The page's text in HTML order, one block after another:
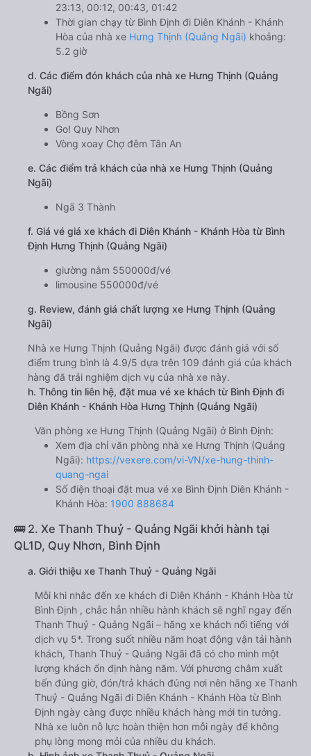
23:13, 00:12, 00:43, 01:42
Thời gian chạy từ Bình Định đi Diên Khánh - Khánh
Hòa của nhà xe Hưng Thịnh (Quảng Ngãi) khoảng:
5.2 giờ
d. Các điểm đón khách của nhà xe Hưng Thịnh (Quảng
Ngãi)
Bồng Sơn
Go! Quy Nhơn
Vòng xoay Chợ đêm Tân An
e. Các điểm trả khách của nhà xe Hưng Thịnh (Quảng
Ngãi)
Ngã 3 Thành
f. Giá vé giá xe khách đi Diên Khánh - Khánh Hòa từ Bình
Định Hưng Thịnh (Quảng Ngãi)
giường nằm 550000đ/vé
limousine 550000đ/vé
g. Review, đánh giá chất lượng xe Hưng Thịnh (Quảng
Ngãi)
Nhà xe Hưng Thịnh (Quảng Ngãi) được đánh giá với số
điểm trung bình là 4.9/5 dựa trên 109 đánh giá của khách
hàng đã trải nghiệm dịch vụ của nhà xe này.
h. Thông tin liên hệ, đặt mua vé xe khách từ Bình Định đi
Diên Khánh - Khánh Hòa Hưng Thịnh (Quảng Ngãi)
Văn phòng xe Hưng Thịnh (Quảng Ngãi) ở Bình Định:
Xem địa chỉ văn phòng nhà xe Hưng Thịnh (Quảng
Ngãi): https://vexere.com/vi-VN/xe-hung-thinh-
quang-ngai
Số điện thoại đặt mua vé xe Bình Định Diên Khánh -
Khánh Hòa: 1900 888684
🚌 2. Xe Thanh Thuỷ - Quảng Ngãi khởi hành tại
QL1D, Quy Nhơn, Bình Định
a. Giới thiệu xe Thanh Thuỷ - Quảng Ngãi
Mỗi khi nhắc đến xe khách đi Diên Khánh - Khánh Hòa từ
Bình Định , chắc hẳn nhiều hành khách sẽ nghĩ ngay đến
Thanh Thuỷ - Quảng Ngãi – hãng xe khách nổi tiếng với
dịch vụ 5*. Trong suốt nhiều năm hoạt động vận tải hành
khách, Thanh Thuỷ - Quảng Ngãi đã có cho mình một
lượng khách ổn định hàng năm. Với phương châm xuất
bến đúng giờ, đón/trả khách đúng nơi nên hãng xe Thanh
Thuỷ - Quảng Ngãi đi Diên Khánh - Khánh Hòa từ Bình
Định ngày càng được nhiều khách hàng mới tin tưởng.
Nhà xe luôn nỗ lực hoàn thiện hơn mỗi ngày để không
phụ lòng mong mỏi của nhiều du khách.